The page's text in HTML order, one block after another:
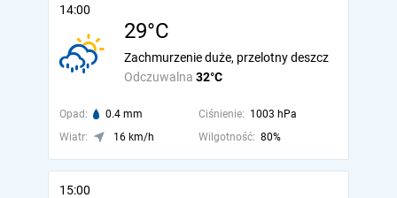
14:00
29°C
Odczuwalna 32°C
Zachmurzenie duże, przelotny deszcz
Opad: 0.4 mm Ciśnienie: 1003 hPa
Wiatr:
16 km/h Wilgotność: 80%
15:00